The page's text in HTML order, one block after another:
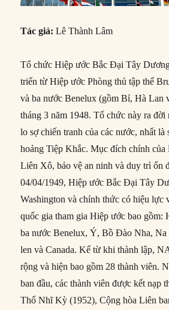
Tác giả:Lê Thành Lâm
Tổ chức Hiệp ước Bắc Đại Tây
triển từ Hiệp ước Phòng thủ tập thể
và ba nước Benelux (gồm Bỉ, Hà Lan
tháng 3 năm 1948. Tổ chức này ra đời
lo sợ chiến tranh của các nước, nhất là
hoảng Tiệp Khắc. Mục đích chính của
Liên Xô, bảo vệ an ninh và duy trì ổn
04/04/1949, Hiệp ước Bắc Đại Tây
Washington và chính thức có hiệu lực
quốc gia tham gia Hiệp ước bao gồm:
ba nước Benelux, Ý, Bồ Đào Nha,
len và Canada. Kể từ khi thành lập,
rộng và hiện bao gồm 28 thành viên.
ban đầu, các thành viên được kết nạp
Thổ Nhĩ Kỳ (1952), Cộng hòa Liên